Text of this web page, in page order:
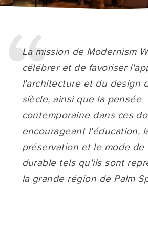
La mission de Modernism
célébrer et de favoriser
l'architecture et du design
siècle, ainsi que la pensée
contemporaine dans ces
encourageant l'éducation,
préservation et le mode de
durable tels qu'ils sont
la grande région de Palm